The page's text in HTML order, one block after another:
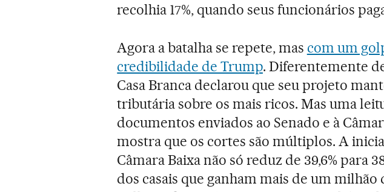
recolhia 17%, quando seus funcionários
Agora a batalha se repete, mas com um
credibilidade de Trump. Diferentemente
Casa Branca declarou que seu projeto
tributária sobre os mais ricos. Mas uma
documentos enviados ao Senado e à
mostra que os cortes são múltiplos. A
Câmara Baixa não só reduz de 39,6% para
dos casais que ganham mais de um milhão